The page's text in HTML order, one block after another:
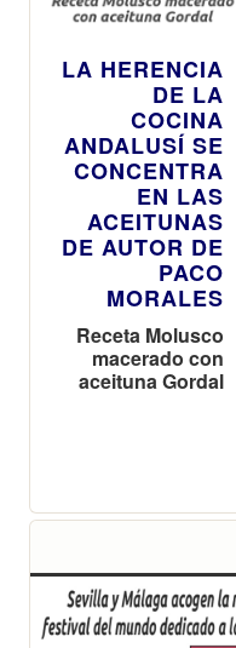
LA HERENCIA
DE LA
COCINA
ANDALUSÍ SE
CONCENTRA
EN LAS
ACEITUNAS
DE AUTOR DE
PACO
MORALES
Receta Molusco
macerado con
aceituna Gordal